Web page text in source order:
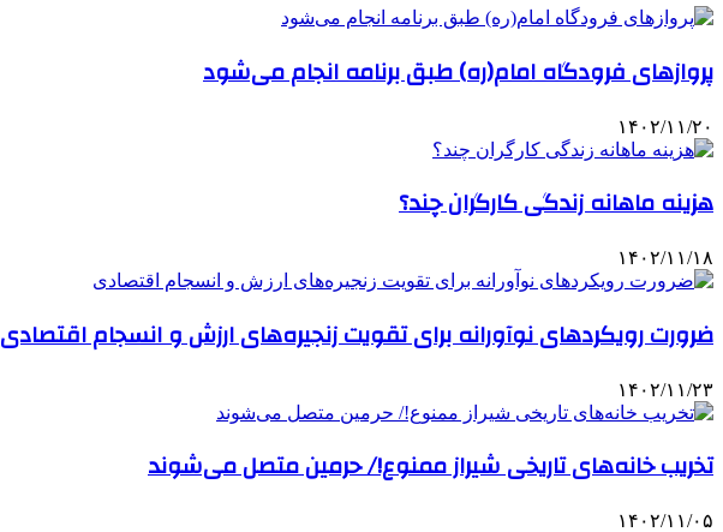
پروازهای فرودگاه امام(ره) طبق برنامه انجام می‌شود
۱۴۰۲/۱۱/۲۰
هزینه ماهانه زندگی کارگران چند؟
۱۴۰۲/۱۱/۱۸
ضرورت رویکردهای نوآورانه برای تقویت زنجیره‌های ارزش و انسجام اقتصادی
۱۴۰۲/۱۱/۲۳
تخریب خانه‌های تاریخی شیراز ممنوع!/ حرمین متصل می‌شوند
۱۴۰۲/۱۱/۰۵